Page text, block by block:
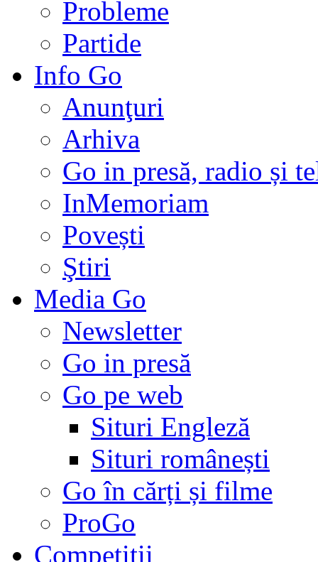
Probleme
Partide
Info Go
Anunţuri
Arhiva
Go in presă, radio și
InMemoriam
Povești
Ştiri
Media Go
Newsletter
Go in presă
Go pe web
Situri Engleză
Situri românești
Go în cărți și filme
ProGo
Competiţii